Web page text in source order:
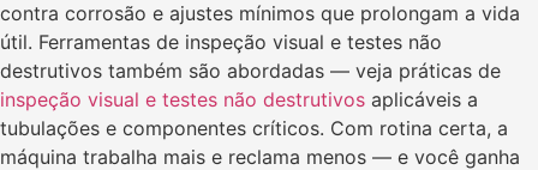
contra corrosão e ajustes mínimos que prolongam a vida
útil. Ferramentas de inspeção visual e testes não
destrutivos também são abordadas — veja práticas de
inspeção visual e testes não destrutivos aplicáveis a
tubulações e componentes críticos. Com rotina certa, a
máquina trabalha mais e reclama menos — e você ganha